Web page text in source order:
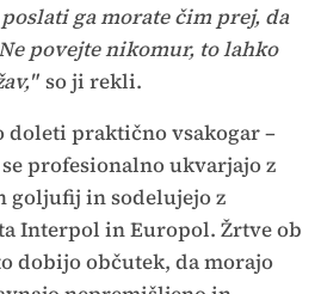
ga morate čim prej, da
povejte nikomur, to lahko
so ji rekli.
doleti praktično vsakogar –
profesionalno ukvarjajo z
goljufij in sodelujejo z
Interpol in Europol. Žrtve ob
dobijo občutek, da morajo